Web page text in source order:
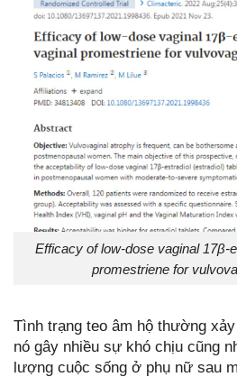
Efficacy of low-dose vaginal 17β-
promestriene for
Tình trạng teo âm hộ thường
nó gây nhiều sự khó chịu cũng
lượng cuộc sống ở phụ nữ sau